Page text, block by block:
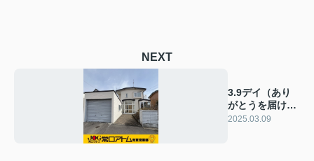
NEXT
3.9デイ（あり
がとうを届ける
日）
2025.03.09